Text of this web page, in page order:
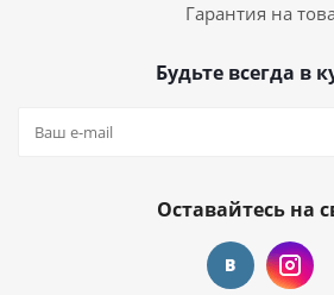
Гарантия на
Будьте всегда в
Оставайтесь на